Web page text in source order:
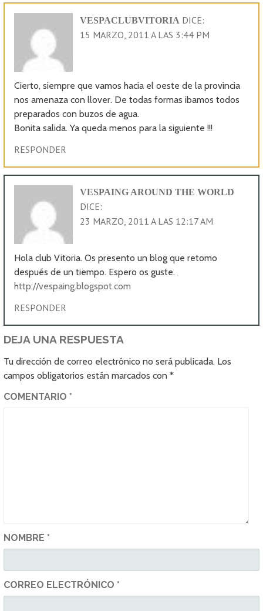
VESPACLUBVITORIA DICE:
15 MARZO, 2011 A LAS 3:44 PM
Cierto, siempre que vamos hacia el oeste de la provincia
nos amenaza con llover. De todas formas ibamos todos
preparados con buzos de agua.
Bonita salida. Ya queda menos para la siguiente !!!
RESPONDER
VESPAING AROUND THE WORLD
DICE:
23 MARZO, 2011 A LAS 12:17 AM
Hola club Vitoria. Os presento un blog que retomo
después de un tiempo. Espero os guste.
http://vespaing.blogspot.com
RESPONDER
DEJA UNA RESPUESTA
Tu dirección de correo electrónico no será publicada. Los
campos obligatorios están marcados con*
COMENTARIO*
NOMBRE*
CORREO ELECTRÓNICO*